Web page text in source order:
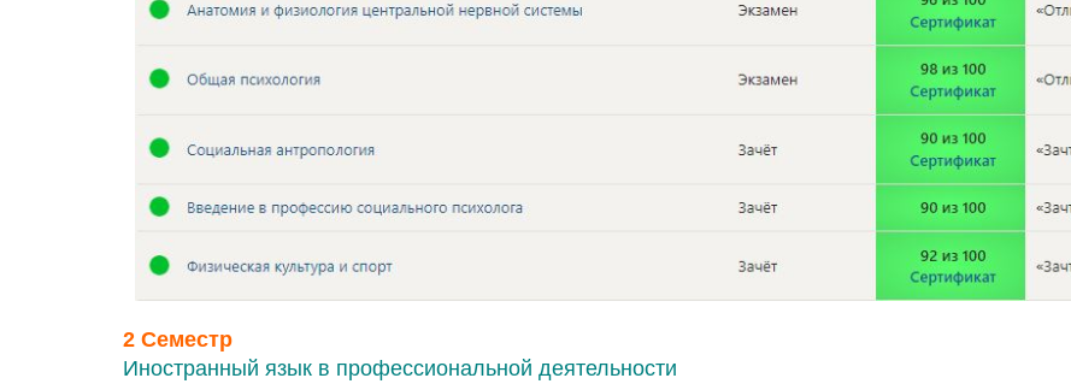
2 Семестр
Иностранный язык в профессиональной деятельности